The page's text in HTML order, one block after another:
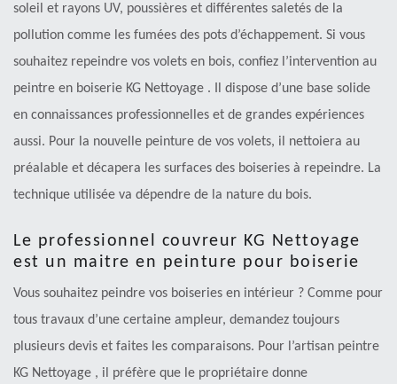
soleil et rayons UV, poussières et différentes saletés de la
pollution comme les fumées des pots d’échappement. Si vous
souhaitez repeindre vos volets en bois, confiez l’intervention au
peintre en boiserie KG Nettoyage . Il dispose d’une base solide
en connaissances professionnelles et de grandes expériences
aussi. Pour la nouvelle peinture de vos volets, il nettoiera au
préalable et décapera les surfaces des boiseries à repeindre. La
technique utilisée va dépendre de la nature du bois.
Le professionnel couvreur KG Nettoyage
est un maitre en peinture pour boiserie
Vous souhaitez peindre vos boiseries en intérieur ? Comme pour
tous travaux d’une certaine ampleur, demandez toujours
plusieurs devis et faites les comparaisons. Pour l’artisan peintre
KG Nettoyage , il préfère que le propriétaire donne